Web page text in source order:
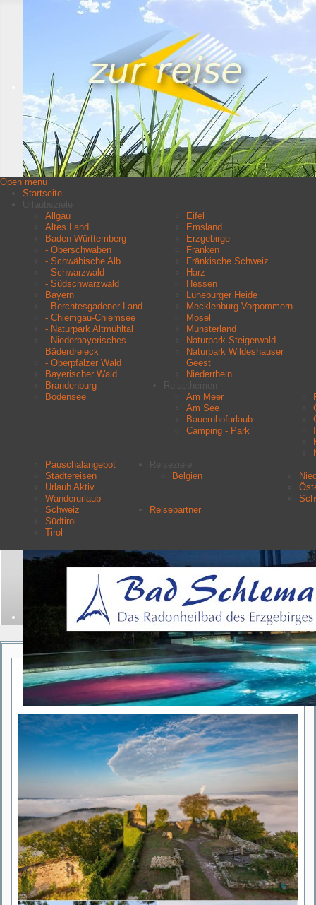
Open menu
Startseite
Allgäu
Altes Land
Baden-Württemberg
- Oberschwaben
- Schwäbische Alb
- Schwarzwald
- Südschwarzwald
Bayern
- Berchtesgadener Land
- Chiemgau-Chiemsee
- Naturpark Altmühltal
- Niederbayerisches
Bäderdreieck
- Oberpfälzer Wald
Bayerischer Wald
Brandenburg
Bodensee
Eifel
Emsland
Erzgebirge
Franken
Fränkische Schweiz
Harz
Hessen
Lüneburger Heide
Mecklenburg Vorpommern
Mosel
Münsterland
Naturpark Steigerwald
Naturpark Wildeshauser
Geest
Niederrhein
Am Meer
Am See
Bauernhofurlaub
Camping - Park
Pauschalangebot
Städtereisen
Urlaub Aktiv
Wanderurlaub
Belgien
Schweiz
Südtirol
Tirol
Reisepartner
Aktuelle Seite:Startseite Urlaubsziele
- Südschwarzwald
Tourist-Information Küssaberg
Suchen
Küssaberg
zwischen Schwarzwald und
Schweiz